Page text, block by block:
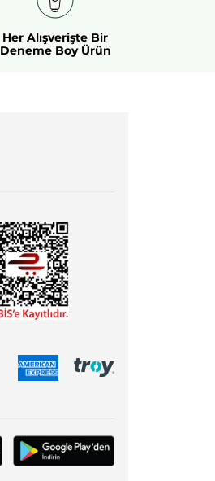
Her Alışverişte Bir
Deneme Boy Ürün